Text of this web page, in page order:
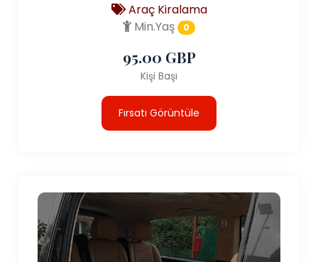
Araç Kiralama
Min.Yaş
0
95.00 GBP
Kişi Başı
Fırsatı Görüntüle